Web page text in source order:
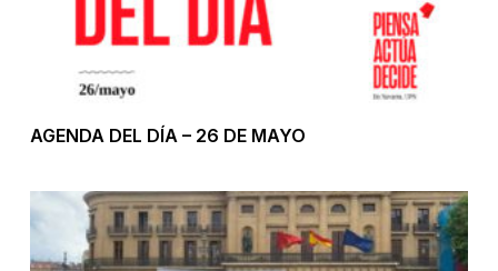
AGENDA DEL DÍA – 26 DE MAYO